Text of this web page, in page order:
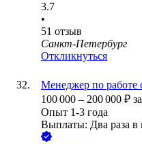
3.7
•
51 отзыв
Санкт-Петербург
Откликнуться
Менеджер по работе
100 000 – 200 000 ₽
Опыт 1-3 года
Выплаты: Два раза в